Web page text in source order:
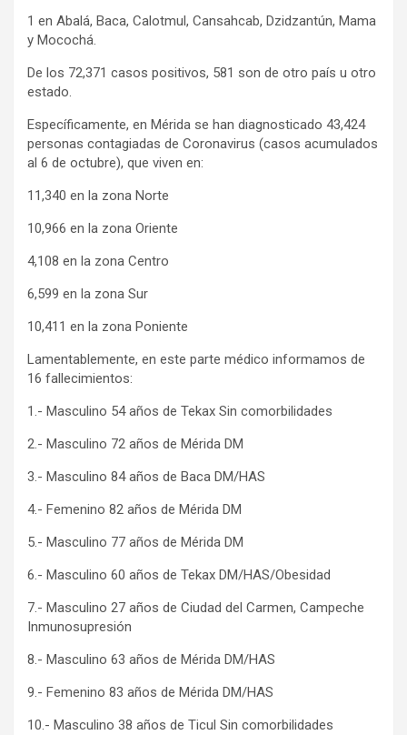
1 en Abalá, Baca, Calotmul, Cansahcab, Dzidzantún, Mama
y Mocochá.
De los 72,371 casos positivos, 581 son de otro país u otro
estado.
Específicamente, en Mérida se han diagnosticado 43,424
personas contagiadas de Coronavirus (casos acumulados
al 6 de octubre), que viven en:
11,340 en la zona Norte
10,966 en la zona Oriente
4,108 en la zona Centro
6,599 en la zona Sur
10,411 en la zona Poniente
Lamentablemente, en este parte médico informamos de
16 fallecimientos:
1.- Masculino 54 años de Tekax Sin comorbilidades
2.- Masculino 72 años de Mérida DM
3.- Masculino 84 años de Baca DM/HAS
4.- Femenino 82 años de Mérida DM
5.- Masculino 77 años de Mérida DM
6.- Masculino 60 años de Tekax DM/HAS/Obesidad
7.- Masculino 27 años de Ciudad del Carmen, Campeche
Inmunosupresión
8.- Masculino 63 años de Mérida DM/HAS
9.- Femenino 83 años de Mérida DM/HAS
10.- Masculino 38 años de Ticul Sin comorbilidades